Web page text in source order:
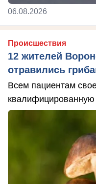
06.08.2026
Происшествия
12 жителей
отравились
Всем пациентам